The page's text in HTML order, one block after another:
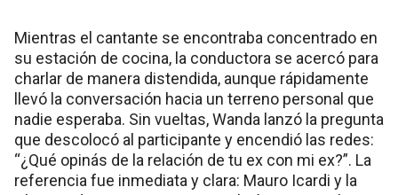
Mientras el cantante se encontraba concentrado en
su estación de cocina, la conductora se acercó para
charlar de manera distendida, aunque rápidamente
llevó la conversación hacia un terreno personal que
nadie esperaba. Sin vueltas, Wanda lanzó la pregunta
que descolocó al participante y encendió las redes:
“¿Qué opinás de la relación de tu ex con mi ex?”. La
referencia fue inmediata y clara: Mauro Icardi y la